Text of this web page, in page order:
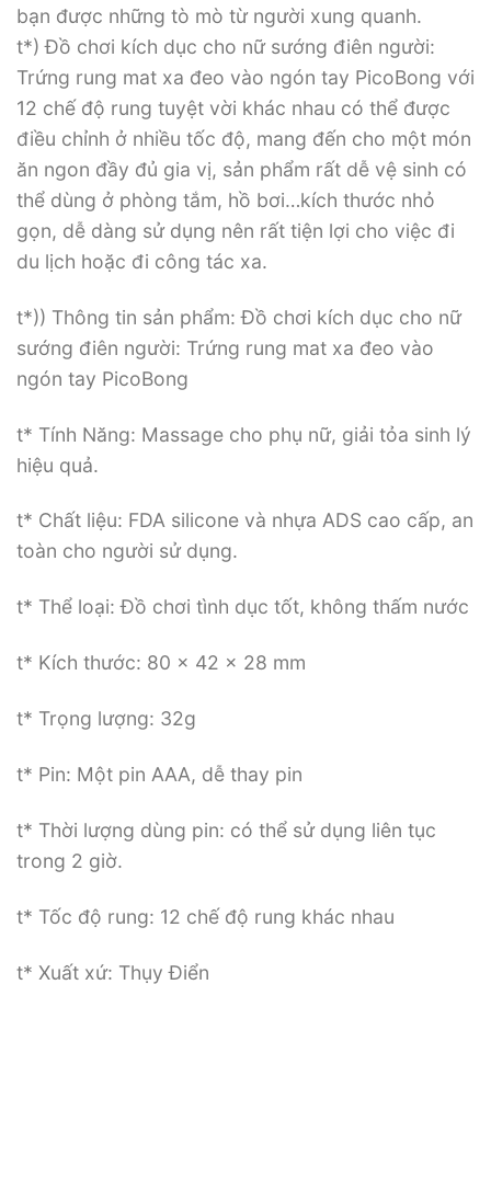
bạn được những tò mò từ người xung quanh.
t*) Đồ chơi kích dục cho nữ sướng điên người:
Trứng rung mat xa đeo vào ngón tay PicoBong với
12 chế độ rung tuyệt vời khác nhau có thể được
điều chỉnh ở nhiều tốc độ, mang đến cho một món
ăn ngon đầy đủ gia vị, sản phẩm rất dễ vệ sinh có
thể dùng ở phòng tắm, hồ bơi…kích thước nhỏ
gọn, dễ dàng sử dụng nên rất tiện lợi cho việc đi
du lịch hoặc đi công tác xa.
t*)) Thông tin sản phẩm: Đồ chơi kích dục cho nữ
sướng điên người: Trứng rung mat xa đeo vào
ngón tay PicoBong
t* Tính Năng: Massage cho phụ nữ, giải tỏa sinh lý
hiệu quả.
t* Chất liệu: FDA silicone và nhựa ADS cao cấp, an
toàn cho người sử dụng.
t* Thể loại: Đồ chơi tình dục tốt, không thấm nước
t* Kích thước: 80 x 42 x 28 mm
t* Trọng lượng: 32g
t* Pin: Một pin AAA, dễ thay pin
t* Thời lượng dùng pin: có thể sử dụng liên tục
trong 2 giờ.
t* Tốc độ rung: 12 chế độ rung khác nhau
t* Xuất xứ: Thụy Điển